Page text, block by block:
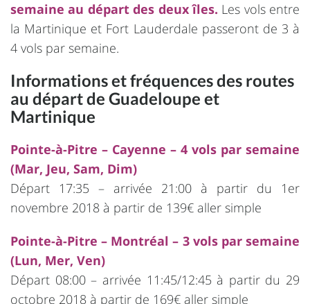
semaine au départ des deux îles. Les vols entre
la Martinique et Fort Lauderdale passeront de 3 à
4 vols par semaine.
Informations et fréquences des routes
au départ de Guadeloupe et
Martinique
Pointe-à-Pitre – Cayenne – 4 vols par semaine
(Mar, Jeu, Sam, Dim)
Départ 17:35 – arrivée 21:00 à partir du 1er
novembre 2018 à partir de 139€ aller simple
Pointe-à-Pitre – Montréal – 3 vols par semaine
(Lun, Mer, Ven)
Départ 08:00 – arrivée 11:45/12:45 à partir du 29
octobre 2018 à partir de 169€ aller simple